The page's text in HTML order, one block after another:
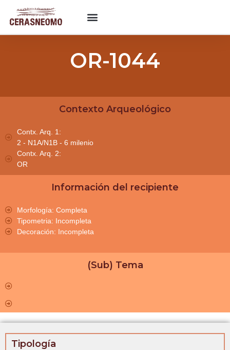
OR-1044
Contexto Arqueológico
Contx. Arq. 1:
2 - N1A/N1B - 6 milenio
Contx. Arq. 2:
OR
Información del recipiente
Morfología: Completa
Tipometria: Incompleta
Decoración: Incompleta
(Sub) Tema
Tipología